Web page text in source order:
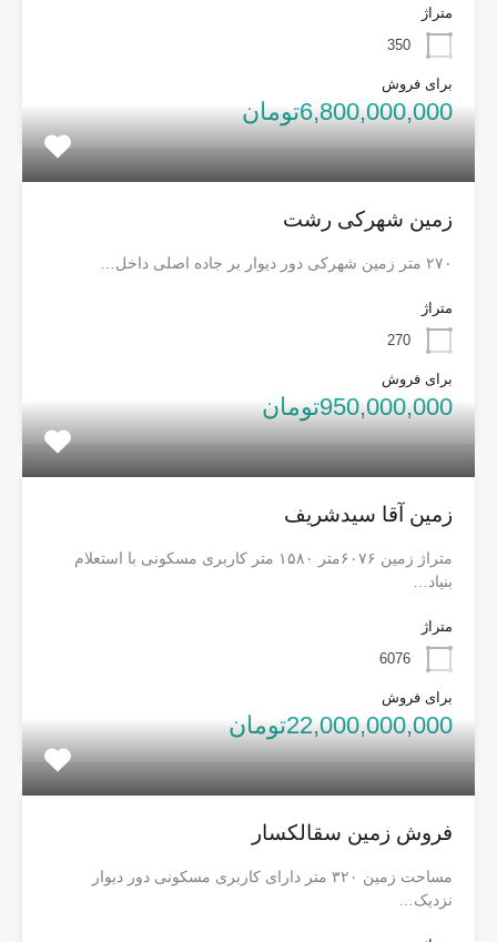
متراژ
350
برای فروش
6,800,000,000تومان
زمین شهرکی رشت
۲۷۰ متر زمین شهرکی دور دیوار بر جاده اصلی داخل…
متراژ
270
برای فروش
950,000,000تومان
زمین آقا سیدشریف
متراژ زمین ۶۰۷۶متر ۱۵۸۰ متر کاربری مسکونی با استعلام
بنیاد…
متراژ
6076
برای فروش
22,000,000,000تومان
فروش زمین سقالکسار
مساحت زمین ۳۲۰ متر دارای کاربری مسکونی دور دیوار
نزدیک…